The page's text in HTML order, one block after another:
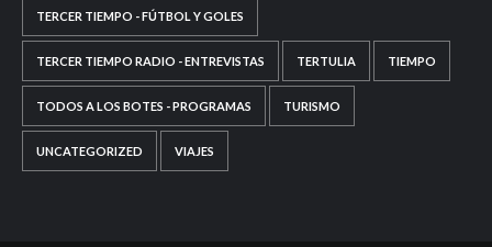
TERCER TIEMPO - FÚTBOL Y GOLES
TERCER TIEMPO RADIO - ENTREVISTAS TERTULIA TIEMPO
TODOS A LOS BOTES - PROGRAMAS TURISMO
UNCATEGORIZED VIAJES